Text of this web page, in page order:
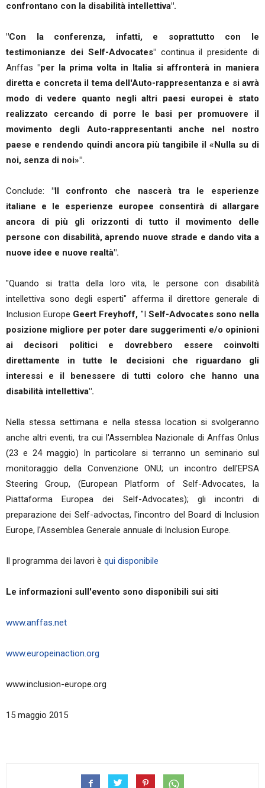
confrontano con la disabilità intellettiva".
"Con la conferenza, infatti, e soprattutto con le
testimonianze dei Self-Advocates" continua il presidente di
Anffas "per la prima volta in Italia si affronterà in maniera
diretta e concreta il tema dell'Auto-rappresentanza e si avrà
modo di vedere quanto negli altri paesi europei è stato
realizzato cercando di porre le basi per promuovere il
movimento degli Auto-rappresentanti anche nel nostro
paese e rendendo quindi ancora più tangibile il «Nulla su di
noi, senza di noi»".
Conclude: "Il confronto che nascerà tra le esperienze
italiane e le esperienze europee consentirà di allargare
ancora di più gli orizzonti di tutto il movimento delle
persone con disabilità, aprendo nuove strade e dando vita a
nuove idee e nuove realtà".
"Quando si tratta della loro vita, le persone con disabilità
intellettiva sono degli esperti" afferma il direttore generale di
Inclusion Europe Geert Freyhoff, "I Self-Advocates sono nella
posizione migliore per poter dare suggerimenti e/o opinioni
ai decisori politici e dovrebbero essere coinvolti
direttamente in tutte le decisioni che riguardano gli
interessi e il benessere di tutti coloro che hanno una
disabilità intellettiva".
Nella stessa settimana e nella stessa location si svolgeranno
anche altri eventi, tra cui l'Assemblea Nazionale di Anffas Onlus
(23 e 24 maggio) In particolare si terranno un seminario sul
monitoraggio della Convenzione ONU; un incontro dell'EPSA
Steering Group, (European Platform of Self-Advocates, la
Piattaforma Europea dei Self-Advocates); gli incontri di
preparazione dei Self-advoctas, l'incontro del Board di Inclusion
Europe, l'Assemblea Generale annuale di Inclusion Europe.
Il programma dei lavori è qui disponibile
Le informazioni sull'evento sono disponibili sui siti
www.anffas.net
www.europeinaction.org
www.inclusion-europe.org
15 maggio 2015